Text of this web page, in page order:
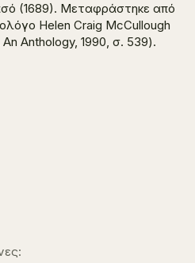
(1689). Μεταφράστηκε από
Helen Craig McCullough
An Anthology, 1990, σ. 539).